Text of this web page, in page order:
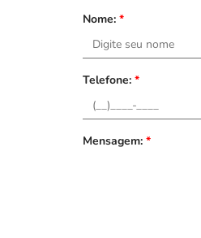
Nome: *
Telefone: *
Mensagem: *